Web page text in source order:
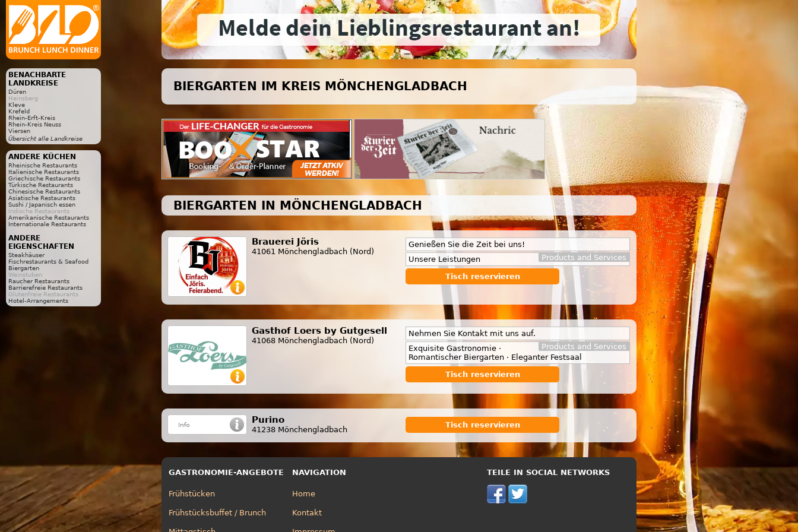
BENACHBARTE
LANDKREISE
Düren
Heinsberg
Kleve
Krefeld
Rhein-Erft-Kreis
Rhein-Kreis Neuss
Viersen
Übersicht alle Landkreise
ANDERE KÜCHEN
Rheinische Restaurants
Italienische Restaurants
Griechische Restaurants
Türkische Restaurants
Chinesische Restaurants
Asiatische Restaurants
Sushi / Japanisch essen
Indische Restaurants
Amerikanische Restaurants
Internationale Restaurants
ANDERE
EIGENSCHAFTEN
Steakhäuser
Fischrestaurants & Seafood
Biergarten
Weinstuben
Raucher Restaurants
Barrierefreie Restaurants
Glutenfreie Restaurants
Hotel-Arrangements
BIERGARTEN IM KREIS MÖNCHENGLADBACH
BIERGARTEN IN MÖNCHENGLADBACH
Brauerei Jöris
41061 Mönchengladbach (Nord)
Genießen Sie die Zeit bei uns!
Products and Services
Unsere Leistungen
Tisch reservieren
Gasthof Loers by Gutgesell
41068 Mönchengladbach (Nord)
Nehmen Sie Kontakt mit uns auf.
Products and Services
Exquisite Gastronomie ·
Romantischer Biergarten · Eleganter Festsaal
Tisch reservieren
Purino
41238 Mönchengladbach
Tisch reservieren
GASTRONOMIE-ANGEBOTE
Frühstücken
Frühstücksbuffet / Brunch
NAVIGATION
Home
Kontakt
TEILE IN SOCIAL NETWORKS